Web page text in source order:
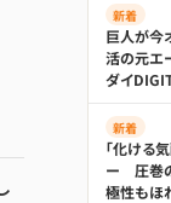
新着
巨人が今
活の元エ
ダイ
新着
「化ける
ー 圧巻
極性もほ